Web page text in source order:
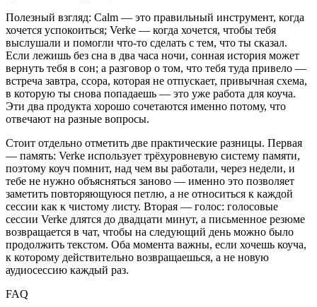
Полезный взгляд: Calm — это правильный инструмент, когда
хочется успокоиться; Verke — когда хочется, чтобы тебя
выслушали и помогли что-то сделать с тем, что ты сказал.
Если лежишь без сна в два часа ночи, сонная история может
вернуть тебя в сон; а разговор о том, что тебя туда привело —
встреча завтра, ссора, которая не отпускает, привычная схема,
в которую ты снова попадаешь — это уже работа для коуча.
Эти два продукта хорошо сочетаются именно потому, что
отвечают на разные вопросы.
Стоит отдельно отметить две практические разницы. Первая
— память: Verke использует трёхуровневую систему памяти,
поэтому коуч помнит, над чем вы работали, через недели, и
тебе не нужно объясняться заново — именно это позволяет
заметить повторяющуюся петлю, а не относиться к каждой
сессии как к чистому листу. Вторая — голос: голосовые
сессии Verke длятся до двадцати минут, а письменное резюме
возвращается в чат, чтобы на следующий день можно было
продолжить текстом. Оба момента важны, если хочешь коуча,
к которому действительно возвращаешься, а не новую
аудиосессию каждый раз.
FAQ